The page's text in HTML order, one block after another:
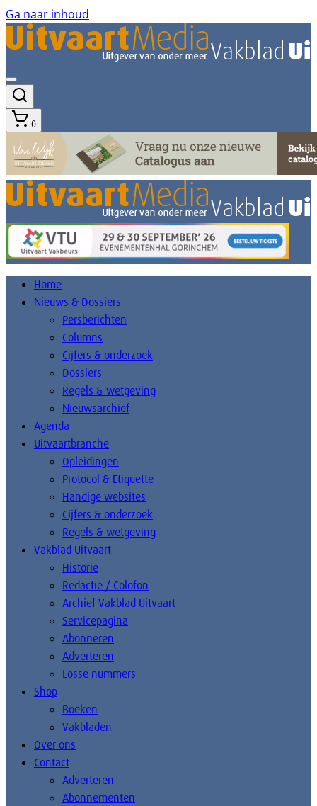
Ga naar inhoud
0
Home
Nieuws & Dossiers
Persberichten
Columns
Cijfers & onderzoek
Dossiers
Regels & wetgeving
Nieuwsarchief
Agenda
Uitvaartbranche
Opleidingen
Protocol & Etiquette
Handige websites
Cijfers & onderzoek
Regels & wetgeving
Vakblad Uitvaart
Historie
Redactie / Colofon
Archief Vakblad Uitvaart
Servicepagina
Abonneren
Adverteren
Losse nummers
Shop
Boeken
Vakbladen
Over ons
Contact
Adverteren
Abonnementen